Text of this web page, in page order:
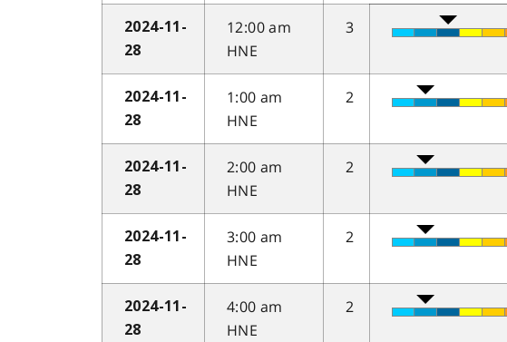
2024-11-
28
12:00 am
HNE
3
2024-11-
28
1:00 am
HNE
2
2024-11-
28
2:00 am
HNE
2
2024-11-
28
3:00 am
HNE
2
2024-11-
28
4:00 am
HNE
2